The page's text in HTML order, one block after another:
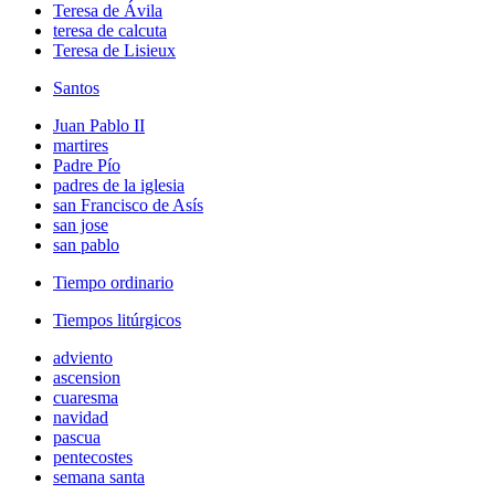
Teresa de Ávila
teresa de calcuta
Teresa de Lisieux
Santos
Juan Pablo II
martires
Padre Pío
padres de la iglesia
san Francisco de Asís
san jose
san pablo
Tiempo ordinario
Tiempos litúrgicos
adviento
ascension
cuaresma
navidad
pascua
pentecostes
semana santa